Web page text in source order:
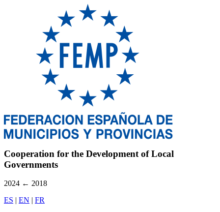
Cooperation for the Development of Local
Governments
2024 ← 2018
ES | EN | FR